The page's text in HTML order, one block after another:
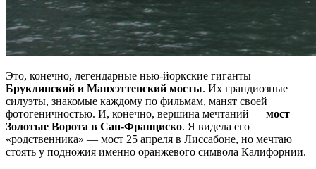
Это, конечно, легендарные нью-йоркские гиганты —
Бруклинский и Манхэттенский мосты. Их грандиозные
силуэты, знакомые каждому по фильмам, манят своей
фотогеничностью. И, конечно, вершина мечтаний — мост
Золотые Ворота в Сан-Франциско. Я видела его
«родственника» — мост 25 апреля в Лиссабоне, но мечтаю
стоять у подножия именно оранжевого символа Калифорнии.